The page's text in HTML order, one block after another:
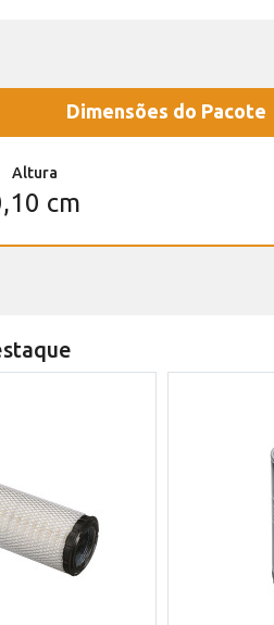
Dimensões do Pacote
Altura
cm